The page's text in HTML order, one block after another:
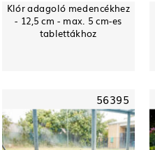
Klór adagoló medencékhez
- 12,5 cm - max. 5 cm-es
tablettákhoz
56395